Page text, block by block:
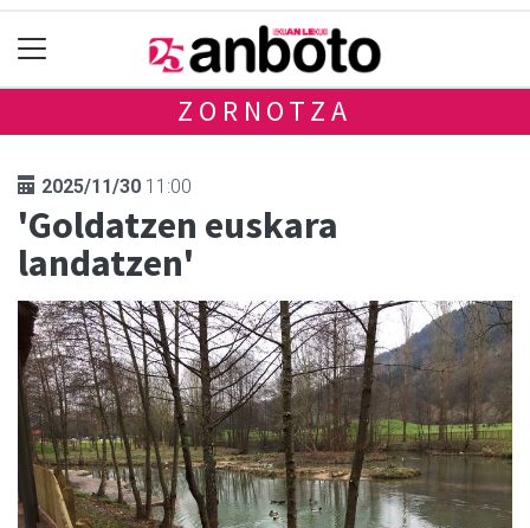
ZORNOTZA
2025/11/30 11:00
'Goldatzen euskara
landatzen'